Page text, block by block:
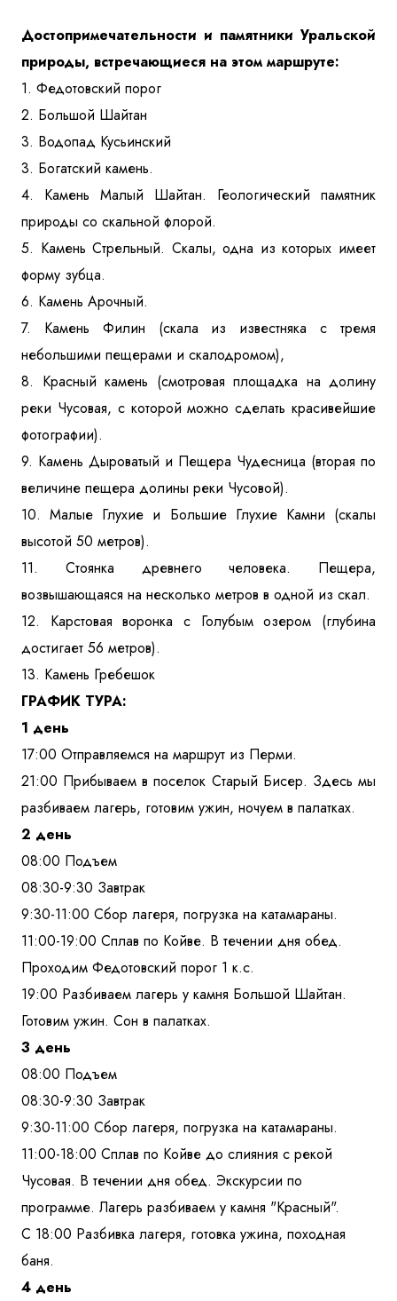
Достопримечательности и памятники Уральской
природы, встречающиеся на этом маршруте:
1. Федотовский порог
2. Большой Шайтан
3. Водопад Кусьинский
3. Богатский камень.
4. Камень Малый Шайтан. Геологический памятник
природы со скальной флорой.
5. Камень Стрельный. Скалы, одна из которых имеет
форму зубца.
6. Камень Арочный.
7. Камень Филин (скала из известняка с тремя
небольшими пещерами и скалодромом),
8. Красный камень (смотровая площадка на долину
реки Чусовая, с которой можно сделать красивейшие
фотографии).
9. Камень Дыроватый и Пещера Чудесница (вторая по
величине пещера долины реки Чусовой).
10. Малые Глухие и Большие Глухие Камни (скалы
высотой 50 метров).
11. Стоянка древнего человека. Пещера,
возвышающаяся на несколько метров в одной из скал.
12. Карстовая воронка с Голубым озером (глубина
достигает 56 метров).
13. Камень Гребешок
ГРАФИК ТУРА:
1 день
17:00 Отправляемся на маршрут из Перми.
21:00 Прибываем в поселок Старый Бисер. Здесь мы
разбиваем лагерь, готовим ужин, ночуем в палатках.
2 день
08:00 Подъем
08:30-9:30 Завтрак
9:30-11:00 Сбор лагеря, погрузка на катамараны.
11:00-19:00 Сплав по Койве. В течении дня обед.
Проходим Федотовский порог 1 к.с.
19:00 Разбиваем лагерь у камня Большой Шайтан.
Готовим ужин. Сон в палатках.
3 день
08:00 Подъем
08:30-9:30 Завтрак
9:30-11:00 Сбор лагеря, погрузка на катамараны.
11:00-18:00 Сплав по Койве до слияния с рекой
Чусовая. В течении дня обед. Экскурсии по
программе. Лагерь разбиваем у камня "Красный".
С 18:00 Разбивка лагеря, готовка ужина, походная
баня.
4 день